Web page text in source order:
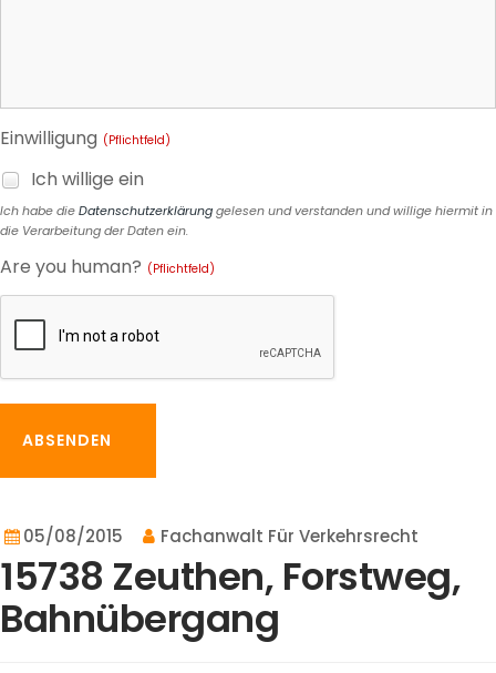
Einwilligung (Pflichtfeld)
Ich willige ein
Ich habe dieDatenschutzerklärunggelesen und verstanden und willige hiermit in
die Verarbeitung der Daten ein.
Are you human? (Pflichtfeld)
ABSENDEN
05/08/2015 Fachanwalt Für Verkehrsrecht
15738 Zeuthen, Forstweg,
Bahnübergang